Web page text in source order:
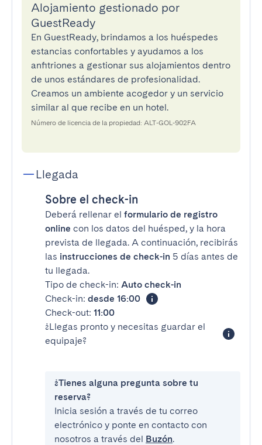
Alojamiento gestionado por
GuestReady
En GuestReady, brindamos a los huéspedes
estancias confortables y ayudamos a los
anfitriones a gestionar sus alojamientos dentro
de unos estándares de profesionalidad.
Creamos un ambiente acogedor y un servicio
similar al que recibe en un hotel.
Número de licencia de la propiedad: ALT-GOL-902FA
Llegada
Sobre el check-in
Deberá rellenar el formulario de registro
online con los datos del huésped, y la hora
prevista de llegada. A continuación, recibirás
las instrucciones de check-in 5 días antes de
tu llegada.
Tipo de check-in: Auto check-in
Check-in: desde 16:00
Check-out: 11:00
¿Llegas pronto y necesitas guardar el
equipaje?
¿Tienes alguna pregunta sobre tu
reserva?
Inicia sesión a través de tu correo
electrónico y ponte en contacto con
nosotros a través del Buzón.